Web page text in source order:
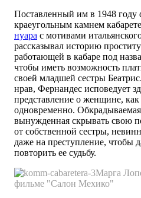
Поставленный им в 1948
краеугольным камнем
нуара с мотивами
рассказывал историю
работающей в кабаре под
чтобы иметь возможность
своей младшей сестры
нрав, Фернандес исповедует
представление о женщине,
одновременно.
вынужденная скрывать свою
от собственной сестры,
даже на преступление, чтобы
повторить ее судьбу.
Марга
фильме "Салон Мехико"